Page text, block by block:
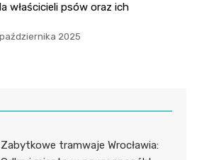
właścicieli psów oraz ich
2025
Zabytkowe tramwaje Wrocławia: